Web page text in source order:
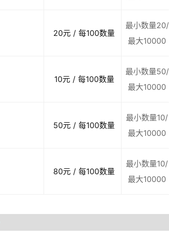
20元 / 每100数量
最小数量20/
最大10000
10元 / 每100数量
最小数量50/
最大10000
50元 / 每100数量
最小数量10/
最大10000
80元 / 每100数量
最小数量10/
最大10000